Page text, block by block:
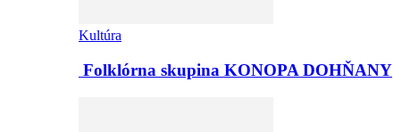
Kultúra
Folklórna skupina KONOPA DOHŇANY